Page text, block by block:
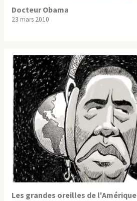
Docteur Obama
23 mars 2010
Les grandes oreilles de l'Amérique